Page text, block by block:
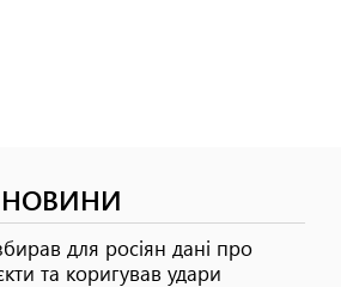
НОВИНИ
для росіян дані про
та коригував удари